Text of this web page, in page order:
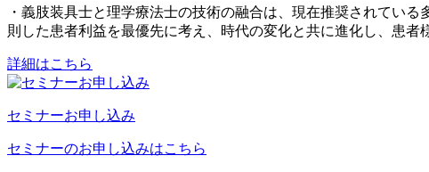
・義肢装具士と理学療法士の技術の融合は、現在推奨されてい
則した患者利益を最優先に考え、時代の変化と共に進化し、患者
詳細はこちら
セミナーお申し込み
セミナーのお申し込みはこちら